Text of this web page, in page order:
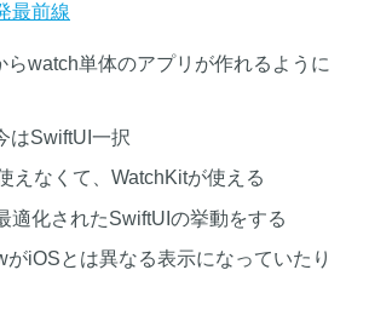
最前線
らwatch単体のアプリが作れるように
はSwiftUI一択
えなくて、WatchKitが使える
適化されたSwiftUIの挙動をする
がiOSとは異なる表示になっていたり